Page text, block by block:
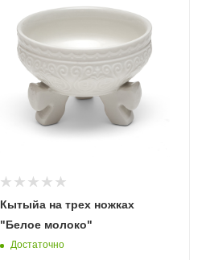
Кытыйа на трех ножках
"Белое молоко"
Достаточно